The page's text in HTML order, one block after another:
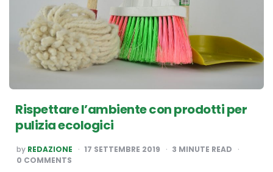
Rispettare l’ambiente con prodotti per
pulizia ecologici
POSTED
BY
by REDAZIONE 17 SETTEMBRE 2019 3 MINUTE READ
0 COMMENTS